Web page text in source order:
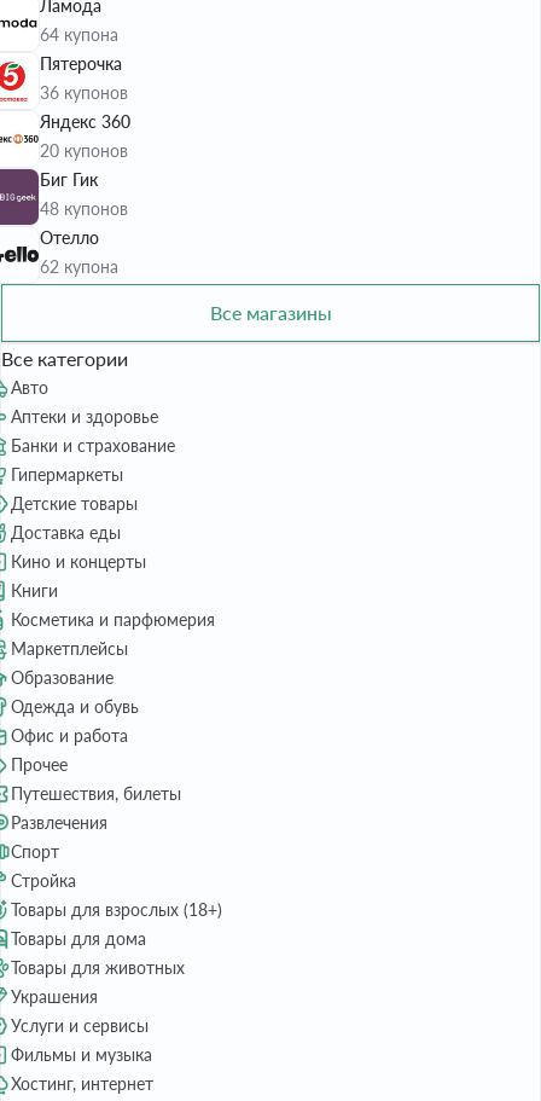
Ламода
64 купона
Пятерочка
36 купонов
Яндекс 360
20 купонов
Биг Гик
48 купонов
Отелло
62 купона
Все магазины
Все категории
Авто
Аптеки и здоровье
Банки и страхование
Гипермаркеты
Детские товары
Доставка еды
Кино и концерты
Книги
Косметика и парфюмерия
Маркетплейсы
Образование
Одежда и обувь
Офис и работа
Прочее
Путешествия, билеты
Развлечения
Спорт
Стройка
Товары для взрослых (18+)
Товары для дома
Товары для животных
Украшения
Услуги и сервисы
Фильмы и музыка
Хостинг, интернет